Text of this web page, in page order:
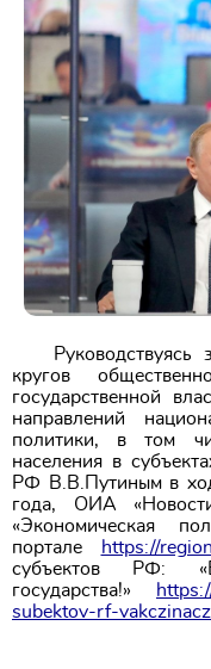
Руководствуясь
кругов
государственной
направлений
политики, в том
населения в
РФ В.В.Путиным в
года, ОИА
«Экономическая
портале
https://
субъектов РФ:
государства!»
subektov-rf-